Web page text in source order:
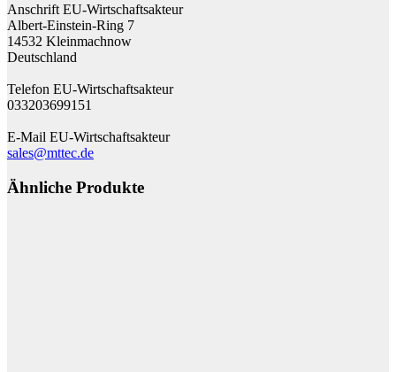
Anschrift EU-Wirtschaftsakteur
Albert-Einstein-Ring 7
14532 Kleinmachnow
Deutschland
Telefon EU-Wirtschaftsakteur
033203699151
E-Mail EU-Wirtschaftsakteur
sales@mttec.de
Ähnliche Produkte